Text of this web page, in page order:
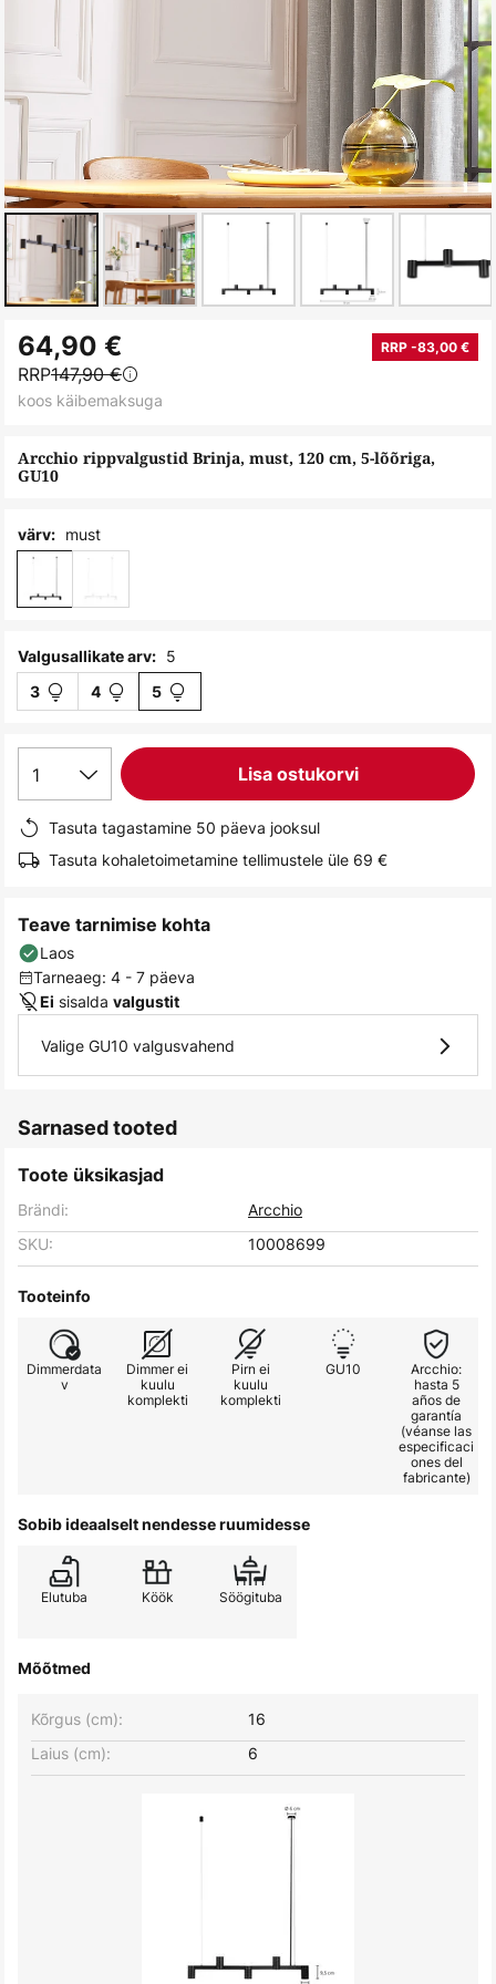
to
the
beginning
the
images
Arcchio rippvalgustid Brinja, must, 120 cm, 5-lõõriga,
GU10
64,90 € RRP -83,00 €
RRP147,90 €
koos käibemaksuga
värv: must
Valgusallikate arv: 5
3 4 5
1 Lisa ostukorvi
Tasuta tagastamine 50 päeva jooksul
Tasuta kohaletoimetamine tellimustele üle 69 €
Teave tarnimise kohta
Laos
Tarneaeg: 4 - 7 päeva
Ei sisalda valgustit
Valige GU10 valgusvahend
Sarnased tooted
Toote üksikasjad
Brändi:
Arcchio
SKU:
10008699
Tooteinfo
Dimmerdata
v
Dimmer ei
kuulu
komplekti
Pirn ei
kuulu
komplekti
GU10
Arcchio:
hasta 5
años de
garantía
(véanse las
especificaci
ones del
fabricante)
Sobib ideaalselt nendesse ruumidesse
Elutuba Köök Söögituba
Mõõtmed
Laius (cm): 6
Kõrgus (cm): 16